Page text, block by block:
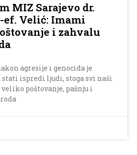
MIZ Sarajevo dr.
Velić: Imami
i zahvalu
agresije i genocida je
ispredi ljudi, stoga svi naši
poštovanje, pažnju i